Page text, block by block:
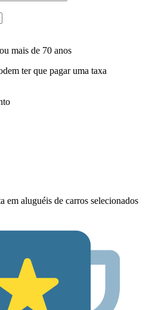
mais de 70 anos
ter que pagar uma taxa
em aluguéis de carros selecionados